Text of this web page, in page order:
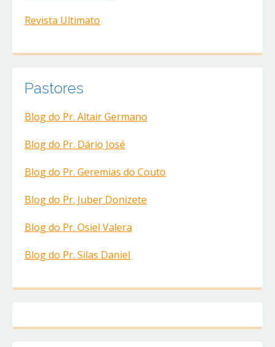
Revista Ultimato
Pastores
Blog do Pr. Altair Germano
Blog do Pr. Dário José
Blog do Pr. Geremias do Couto
Blog do Pr. Juber Donizete
Blog do Pr. Osiel Valera
Blog do Pr. Silas Daniel